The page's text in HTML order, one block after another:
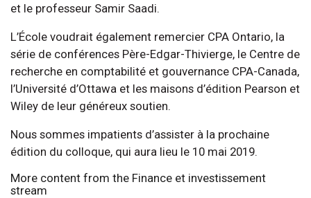
et le professeur Samir Saadi.
L’École voudrait également remercier CPA Ontario, la
série de conférences Père-Edgar-Thivierge, le Centre de
recherche en comptabilité et gouvernance CPA-Canada,
l’Université d’Ottawa et les maisons d’édition Pearson et
Wiley de leur généreux soutien.
Nous sommes impatients d’assister à la prochaine
édition du colloque, qui aura lieu le 10 mai 2019.
More content from the Finance et investissement
stream